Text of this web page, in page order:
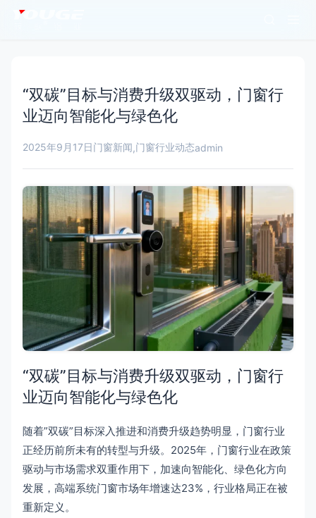
“双碳”目标与消费升级双驱动，门窗行
业迈向智能化与绿色化
2025年9月17日门窗新闻,门窗行业动态admin
“双碳”目标与消费升级双驱动，门窗行
业迈向智能化与绿色化
随着”双碳”目标深入推进和消费升级趋势明显，门窗行业
正经历前所未有的转型与升级。2025年，门窗行业在政策
驱动与市场需求双重作用下，加速向智能化、绿色化方向
发展，高端系统门窗市场年增速达23%，行业格局正在被
重新定义。